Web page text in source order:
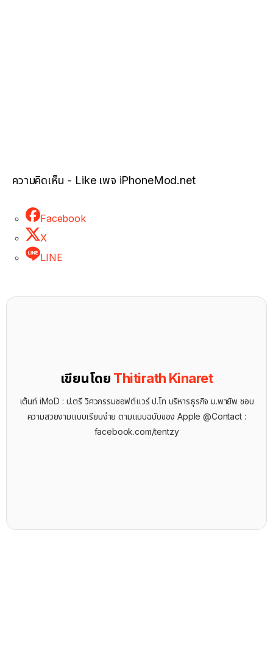
ความคิดเห็น - Like เพจ iPhoneMod.net
Facebook
X
LINE
เขียนโดย Thitirath Kinaret
เต้นท์ iMoD : ป.ตรี วิศวกรรมซอฟต์แวร์ ป.โท บริหารธุรกิจ ม.พายัพ ชอบ
ความสวยงามแบบเรียบง่าย ตามแบบฉบับของ Apple @Contact :
facebook.com/tentzy